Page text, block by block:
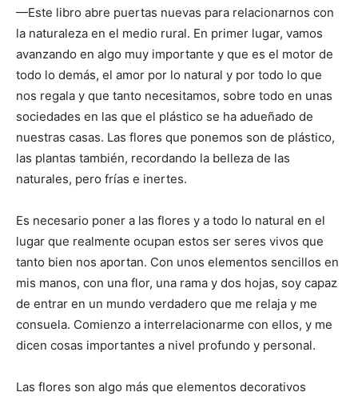
—Este libro abre puertas nuevas para relacionarnos con
la naturaleza en el medio rural. En primer lugar, vamos
avanzando en algo muy importante y que es el motor de
todo lo demás, el amor por lo natural y por todo lo que
nos regala y que tanto necesitamos, sobre todo en unas
sociedades en las que el plástico se ha adueñado de
nuestras casas. Las flores que ponemos son de plástico,
las plantas también, recordando la belleza de las
naturales, pero frías e inertes.
Es necesario poner a las flores y a todo lo natural en el
lugar que realmente ocupan estos ser seres vivos que
tanto bien nos aportan. Con unos elementos sencillos en
mis manos, con una flor, una rama y dos hojas, soy capaz
de entrar en un mundo verdadero que me relaja y me
consuela. Comienzo a interrelacionarme con ellos, y me
dicen cosas importantes a nivel profundo y personal.
Las flores son algo más que elementos decorativos